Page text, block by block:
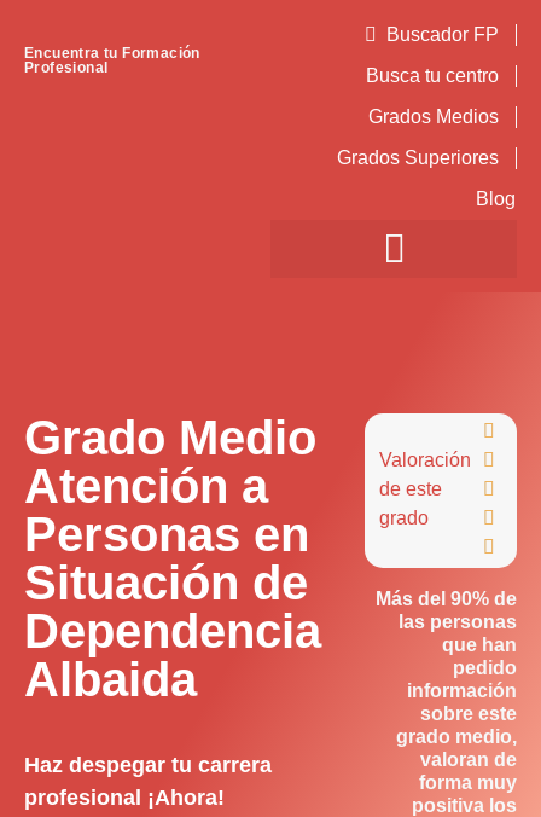
Encuentra tu Formación
Profesional
Buscador FP
Busca tu centro
Grados Medios
Grados Superiores
Blog
Grado Medio
Atención a
Personas en
Situación de
Dependencia
Albaida
Haz despegar tu carrera
profesional ¡Ahora!
Valoración
de este
grado





Más del 90% de
las personas
que han
pedido
información
sobre este
grado medio,
valoran de
forma muy
positiva los